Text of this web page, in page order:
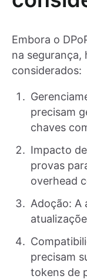
Embora o
na segurança,
considerados:
precisam
chaves
Impacto
provas
overhead
Adoção: A
precisam
tokens de